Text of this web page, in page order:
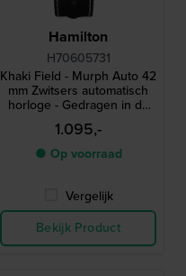
Hamilton
H70605731
Khaki Field - Murph Auto 42
mm Zwitsers automatisch
horloge - Gedragen in de
film Interstellar
1.095,-
● Op voorraad
Vergelijk
Bekijk Product